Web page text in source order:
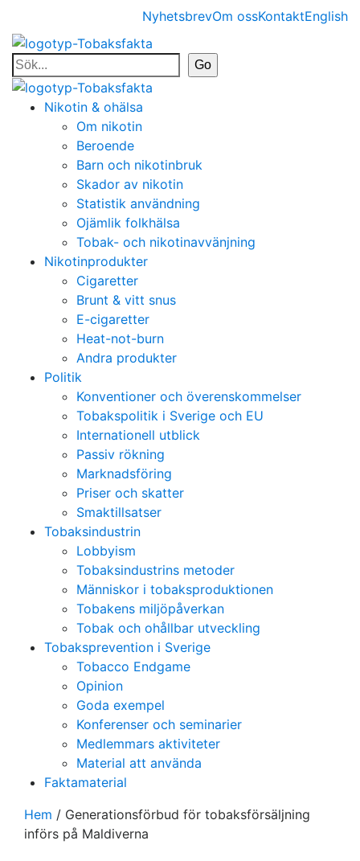
NyhetsbrevOm ossKontaktEnglish
Nikotin & ohälsa
Om nikotin
Beroende
Barn och nikotinbruk
Skador av nikotin
Statistik användning
Ojämlik folkhälsa
Tobak- och nikotinavvänjning
Nikotinprodukter
Cigaretter
Brunt & vitt snus
E-cigaretter
Heat-not-burn
Andra produkter
Politik
Konventioner och överenskommelser
Tobakspolitik i Sverige och EU
Internationell utblick
Passiv rökning
Marknadsföring
Priser och skatter
Smaktillsatser
Tobaksindustrin
Lobbyism
Tobaksindustrins metoder
Människor i tobaksproduktionen
Tobakens miljöpåverkan
Tobak och ohållbar utveckling
Tobaksprevention i Sverige
Tobacco Endgame
Opinion
Goda exempel
Konferenser och seminarier
Medlemmars aktiviteter
Material att använda
Faktamaterial
Hem / Generationsförbud för tobaksförsäljning
införs på Maldiverna